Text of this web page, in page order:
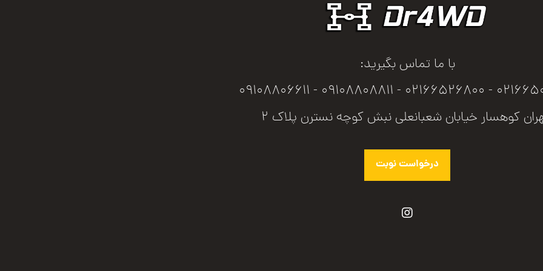
با ما تماس بگیرید:
02166506800 - 02166526800 -
کوهسار خیابان شعبانعلی نبش کوچه نسترن پلاک ۲
درخواست نوبت